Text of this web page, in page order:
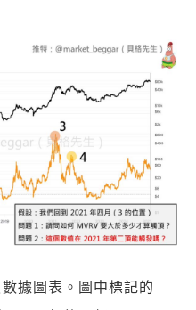
據圖表。圖中標記的